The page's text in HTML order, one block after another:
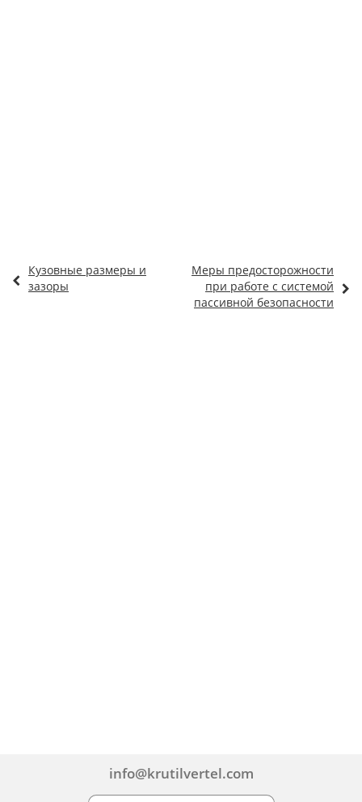
Кузовные размеры и
зазоры
Меры предосторожности
при работе с системой
пассивной безопасности
info@krutilvertel.com